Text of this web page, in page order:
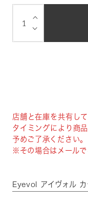
⌵
⌵
店舗と在庫を共有し
タイミングにより商
予めご了承ください。
※その場合はメールで
Eyevol アイヴォル カ